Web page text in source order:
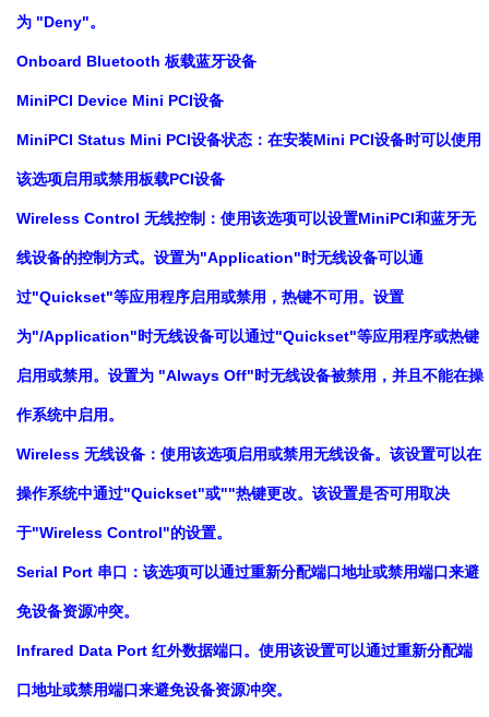
为 "Deny"。
Onboard Bluetooth 板载蓝牙设备
MiniPCI Device Mini PCI设备
MiniPCI Status Mini PCI设备状态：在安装Mini PCI设备时可以使用
该选项启用或禁用板载PCI设备
Wireless Control 无线控制：使用该选项可以设置MiniPCI和蓝牙无
线设备的控制方式。设置为"Application"时无线设备可以通
过"Quickset"等应用程序启用或禁用，热键不可用。设置
为"/Application"时无线设备可以通过"Quickset"等应用程序或热键
启用或禁用。设置为 "Always Off"时无线设备被禁用，并且不能在操
作系统中启用。
Wireless 无线设备：使用该选项启用或禁用无线设备。该设置可以在
操作系统中通过"Quickset"或""热键更改。该设置是否可用取决
于"Wireless Control"的设置。
Serial Port 串口：该选项可以通过重新分配端口地址或禁用端口来避
免设备资源冲突。
Infrared Data Port 红外数据端口。使用该设置可以通过重新分配端
口地址或禁用端口来避免设备资源冲突。